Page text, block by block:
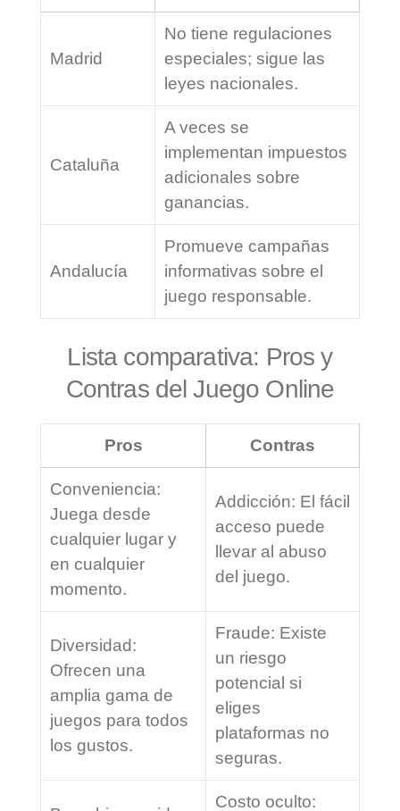
Madrid
No tiene regulaciones
especiales; sigue las
leyes nacionales.
Cataluña
A veces se
implementan impuestos
adicionales sobre
ganancias.
Andalucía
Promueve campañas
informativas sobre el
juego responsable.
Lista comparativa: Pros y
Contras del Juego Online
Pros Contras
Conveniencia:
Juega desde
cualquier lugar y
en cualquier
momento.
Addicción: El fácil
acceso puede
llevar al abuso
del juego.
Diversidad:
Ofrecen una
amplia gama de
juegos para todos
los gustos.
Fraude: Existe
un riesgo
potencial si
eliges
plataformas no
seguras.
Costo oculto: